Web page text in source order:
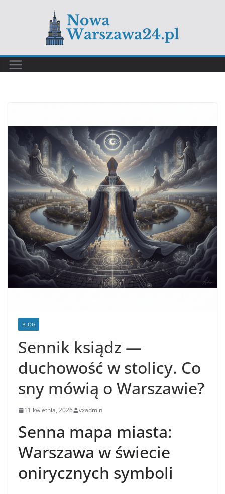
BLOG
Sennik ksiądz —
duchowość w stolicy. Co
sny mówią o Warszawie?
11 kwietnia, 2026 vxadmin
Senna mapa miasta:
Warszawa w świecie
onirycznych symboli